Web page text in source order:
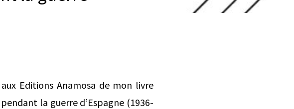
Editions Anamosa de mon livre
la guerre d’Espagne (1936-